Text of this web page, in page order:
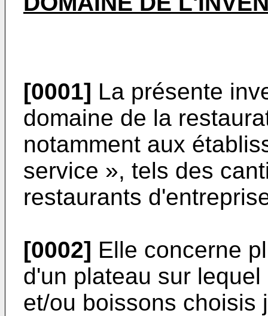
[0001] La présente
domaine de la
notamment aux
service », tels des
restaurants
[0002] Elle concerne
d'un plateau sur
et/ou boissons choisis